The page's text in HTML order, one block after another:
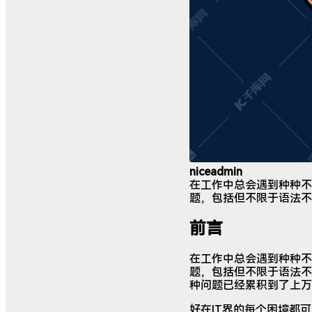
niceadmin
在工作中总会遇到种种
题，包括但不限于语法
前言
在工作中总会遇到种种
题，包括但不限于语法
种问题已经累积到了上